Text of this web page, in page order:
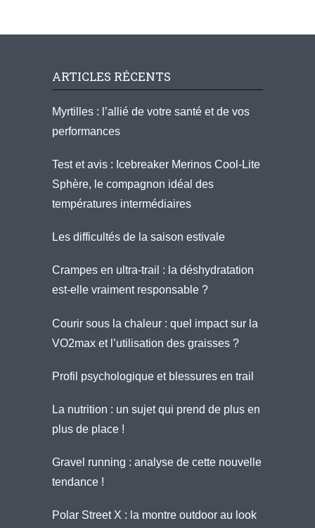
ARTICLES RÉCENTS
Myrtilles : l’allié de votre santé et de vos
performances
Test et avis : Icebreaker Merinos Cool-Lite
Sphère, le compagnon idéal des
températures intermédiaires
Les difficultés de la saison estivale
Crampes en ultra-trail : la déshydratation
est-elle vraiment responsable ?
Courir sous la chaleur : quel impact sur la
VO2max et l’utilisation des graisses ?
Profil psychologique et blessures en trail
La nutrition : un sujet qui prend de plus en
plus de place !
Gravel running : analyse de cette nouvelle
tendance !
Polar Street X : la montre outdoor au look